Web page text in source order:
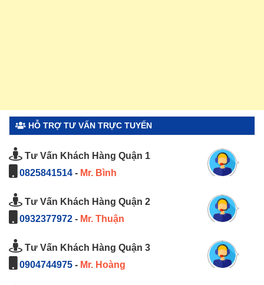
HỖ TRỢ TƯ VẤN TRỰC TUYẾN
Tư Vấn Khách Hàng Quận 1
0825841514 - Mr. Bình
Tư Vấn Khách Hàng Quận 2
0932377972 - Mr. Thuận
Tư Vấn Khách Hàng Quận 3
0904744975 - Mr. Hoàng